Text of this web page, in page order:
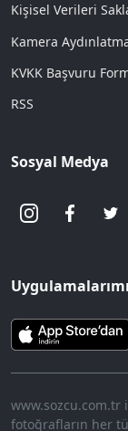
Kişisel Verileri
Kamera
KVKK Başvuru
RSS
Sosyal Medya
www.sozcu.com.tr
fotoğrafların her